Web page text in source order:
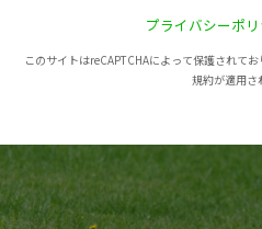
プライバシーポ
このサイトはreCAPTCHAによって保護されて
規約が適用さ